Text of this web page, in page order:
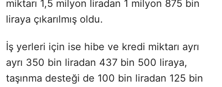
miktarı 1,5 milyon liradan 1 milyon 875 bin
liraya çıkarılmış oldu.
İş yerleri için ise hibe ve kredi miktarı ayrı
ayrı 350 bin liradan 437 bin 500 liraya,
taşınma desteği de 100 bin liradan 125 bin